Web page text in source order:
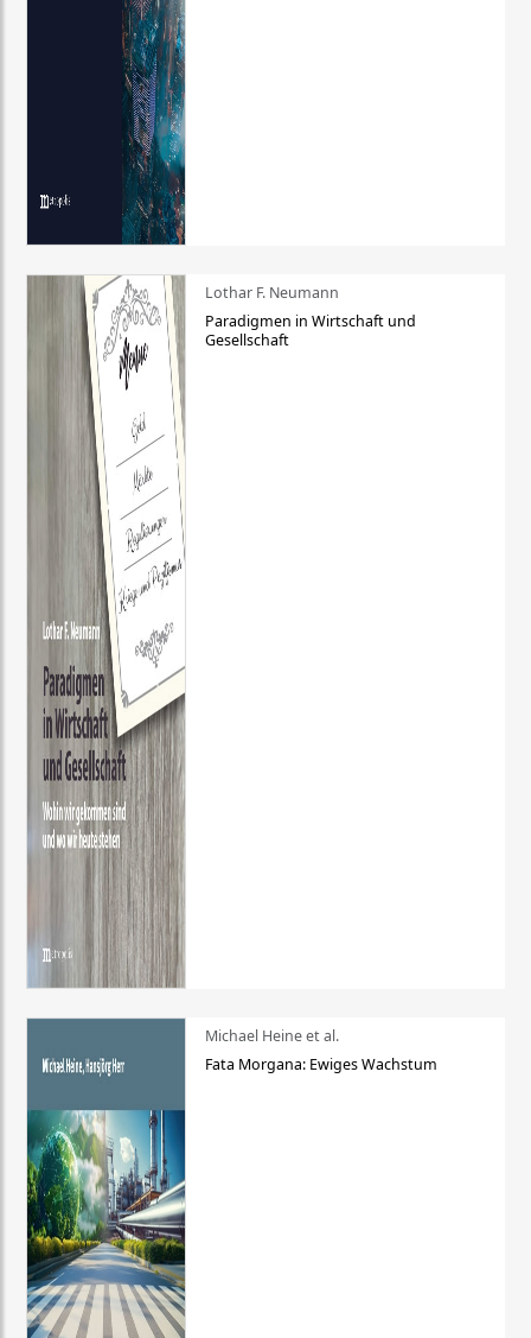
Lothar F. Neumann
Paradigmen in Wirtschaft und
Gesellschaft
Michael Heine et al.
Fata Morgana: Ewiges Wachstum